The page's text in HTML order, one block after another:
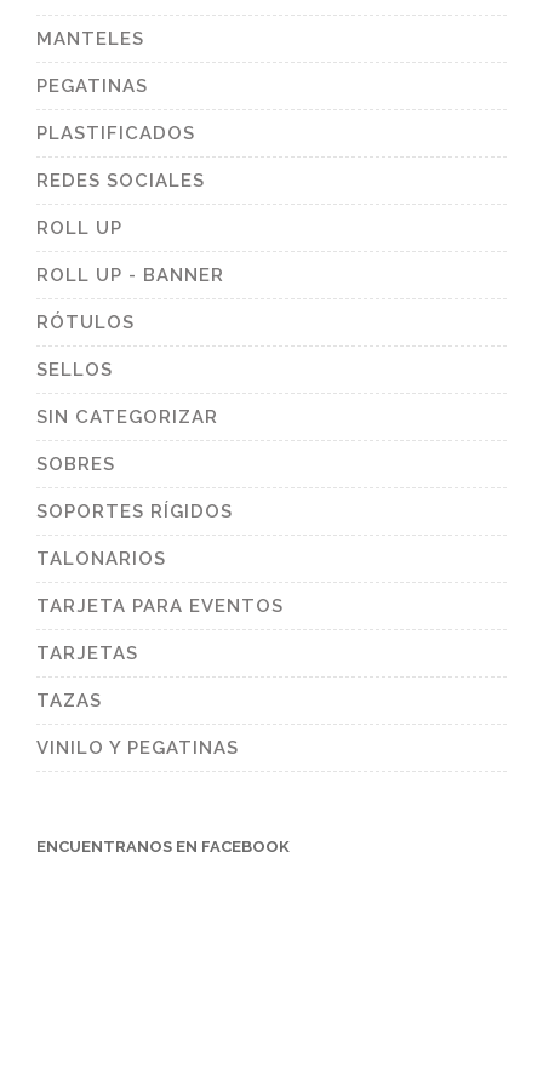
MANTELES
PEGATINAS
PLASTIFICADOS
REDES SOCIALES
ROLL UP
ROLL UP - BANNER
RÓTULOS
SELLOS
SIN CATEGORIZAR
SOBRES
SOPORTES RÍGIDOS
TALONARIOS
TARJETA PARA EVENTOS
TARJETAS
TAZAS
VINILO Y PEGATINAS
ENCUENTRANOS EN FACEBOOK